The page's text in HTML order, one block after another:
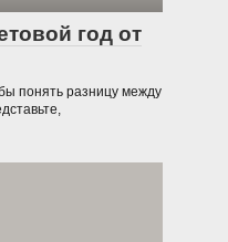
год от
понять разницу между